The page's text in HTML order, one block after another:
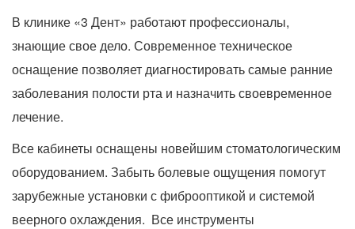
В клинике «3 Дент» работают профессионалы,
знающие свое дело. Современное техническое
оснащение позволяет диагностировать самые ранние
заболевания полости рта и назначить своевременное
лечение.
Все кабинеты оснащены новейшим стоматологическим
оборудованием. Забыть болевые ощущения помогут
зарубежные установки с фиброоптикой и системой
веерного охлаждения. Все инструменты